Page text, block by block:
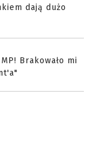
dają dużo
Brakowało mi